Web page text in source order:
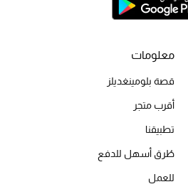
معلومات
قصة بلومينغديلز
أقرب متجر
تطبيقنا
طُرق أسهل للدفع
للعمل